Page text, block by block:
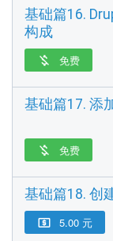
基础篇16.
构成
 免费
基础篇17. 添
 免费
基础篇18. 创
 5.00 元